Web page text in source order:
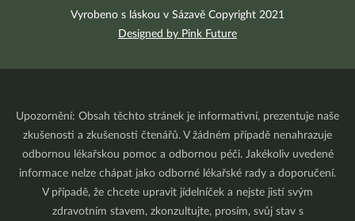
Vyrobeno s láskou v Sázavě Copyright 2021
Designed by Pink Future
Upozornění: Obsah těchto stránek je informativní, prezentuje naše
zkušenosti a zkušenosti čtenářů. V žádném případě nenahrazuje
odbornou lékařskou pomoc a odbornou péči. Jakékoliv uvedené
informace nelze chápat jako odborné lékařské rady a doporučení.
V případě, že chcete upravit jídelníček a nejste jistí svým
zdravotním stavem, zkonzultujte, prosím, svůj stav s